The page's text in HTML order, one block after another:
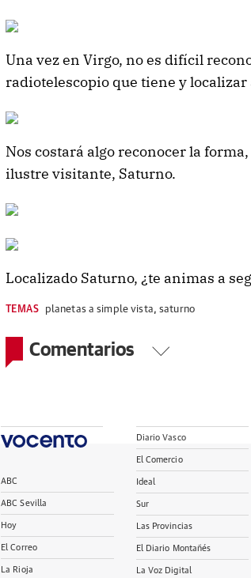
Una vez en Virgo, no es difícil
radiotelescopio que tiene y
Nos costará algo reconocer la
ilustre visitante, Saturno.
Localizado Saturno, ¿te animas a
TEMAS planetas a simple vista,saturno
Comentarios
ABC
ABC Sevilla
Hoy
El Correo
La Rioja
Diario Vasco
El Comercio
Ideal
Sur
Las Provincias
El Diario Montañés
La Voz Digital